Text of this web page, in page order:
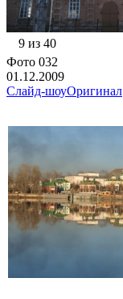
9 из 40
Фото 032
01.12.2009
Слайд-шоуОригинал